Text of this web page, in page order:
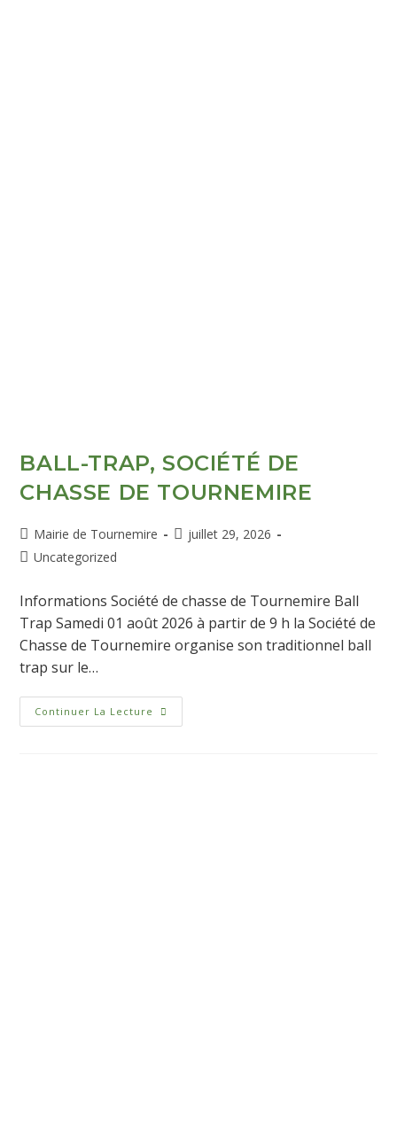
BALL-TRAP, SOCIÉTÉ DE
CHASSE DE TOURNEMIRE
Mairie de Tournemire
juillet 29, 2026
Uncategorized
Informations Société de chasse de Tournemire Ball
Trap Samedi 01 août 2026 à partir de 9 h la Société de
Chasse de Tournemire organise son traditionnel ball
trap sur le…
Continuer La Lecture